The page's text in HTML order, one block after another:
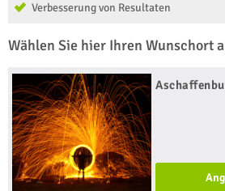
Verbesserung von Resultaten
Wählen Sie hier Ihren Wunschort